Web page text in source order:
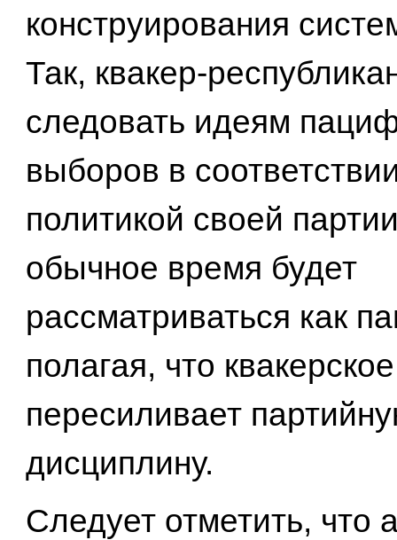
конструирования
Так, квакер-
следовать идеям
выборов в
политикой своей
обычное время будет
рассматриваться как
полагая, что
пересиливает
дисциплину.
Следует отметить, что